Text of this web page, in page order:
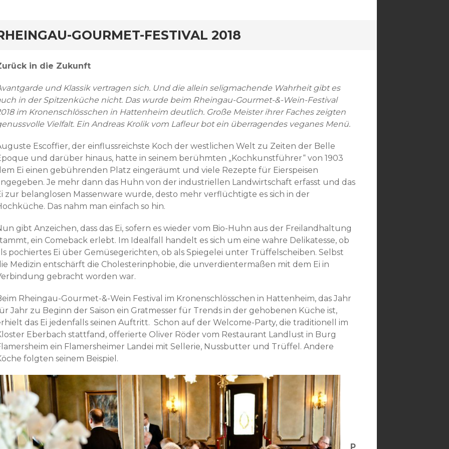
GOURMET-FESTIVAL 2018
in die Zukunft
und Klassik vertragen sich. Und die allein seligmachende Wahrheit gibt es
in der Spitzenküche nicht. Das wurde beim Rheingau-Gourmet-&-Wein-Festival
im Kronenschlösschen in Hattenheim deutlich. Große Meister ihrer Faches zeigten
Vielfalt. Ein Andreas Krolik vom Lafleur bot ein überragendes veganes Menü.
Escoffier, der einflussreichste Koch der westlichen Welt zu Zeiten der Belle
und darüber hinaus, hatte in seinem berühmten „Kochkunstführer“ von 1903
Ei einen gebührenden Platz eingeräumt und viele Rezepte für Eierspeisen
Je mehr dann das Huhn von der industriellen Landwirtschaft erfasst und das
zur belanglosen Massenware wurde, desto mehr verflüchtigte es sich in der
Das nahm man einfach so hin.
gibt Anzeichen, dass das Ei, sofern es wieder vom Bio-Huhn aus der Freilandhaltung
ein Comeback erlebt. Im Idealfall handelt es sich um eine wahre Delikatesse, ob
pochiertes Ei über Gemüsegerichten, ob als Spiegelei unter Trüffelscheiben. Selbst
Medizin entschärft die Cholesterinphobie, die unverdientermaßen mit dem Ei in
gebracht worden war.
Rheingau-Gourmet-&-Wein Festival im Kronenschlösschen in Hattenheim, das Jahr
Jahr zu Beginn der Saison ein Gratmesser für Trends in der gehobenen Küche ist,
das Ei jedenfalls seinen Auftritt. Schon auf der Welcome-Party, die traditionell im
Eberbach stattfand, offerierte Oliver Röder vom Restaurant Landlust in Burg
ein Flamersheimer Landei mit Sellerie, Nussbutter und Trüffel. Andere
folgten seinem Beispiel.
P